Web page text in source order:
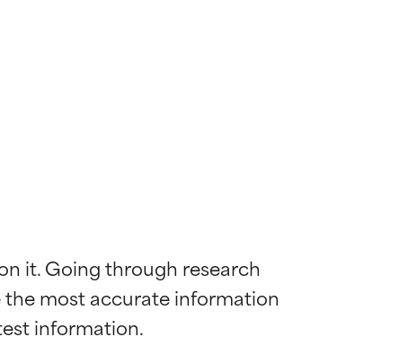
it. Going through research
the most accurate information